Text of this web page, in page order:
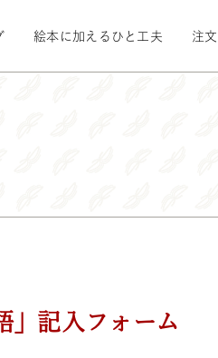
絵本に加えるひと工夫 注
」記入フォーム